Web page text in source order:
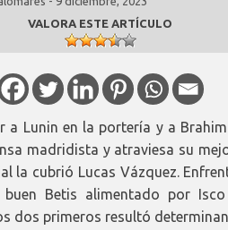
VALORA ESTE ARTÍCULO
a Lunin en la portería y a
madridista y atraviesa su
la cubrió Lucas Vázquez.
Betis alimentado por
dos primeros resultó